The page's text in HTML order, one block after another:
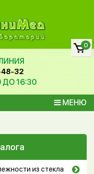
48-32
ДО 16:30
МЕНЮ
0
из стекла